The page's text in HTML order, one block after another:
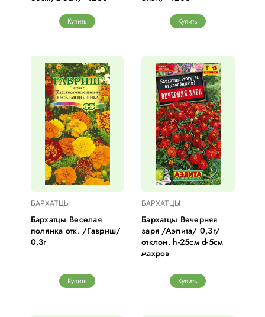
Купить Купить
БАРХАТЦЫ
Бархатцы Веселая
полянка отк. /Гавриш/
0,3г
Купить
БАРХАТЦЫ
Бархатцы Вечерняя
заря /Аэлита/ 0,3г/
отклон. h-25см d-5см
махров
Купить